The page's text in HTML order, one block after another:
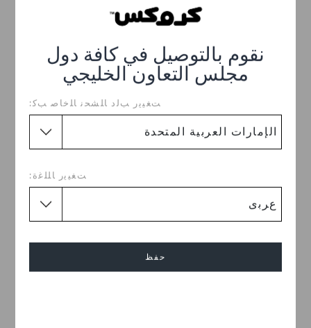
نقوم بالتوصيل في كافة دول
مجلس التعاون الخليجي
ﺖﻐﻴﻳﺭ ﺐﻟﺩ ﺎﻠﺸﺤﻧ ﺎﻠﺧﺎﺻ ﺐﻛ:
ﺖﻐﻴﻳﺭ ﺎﻠﻠﻏﺓ:
حفظ
كلوغ أطفال كلاسيك ماري
اشترِ 2 واحصل على 25% خصم
+1
كلوغ أطفال كلاسيك ماري
د.إ. 249
+1